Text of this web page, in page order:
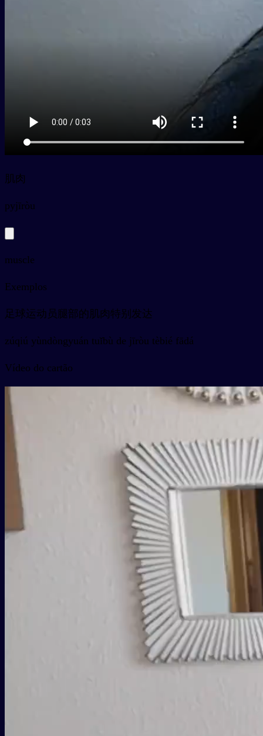
肌肉
pyjīròu
muscle
Exemplos
足球运动员腿部的肌肉特别发达
zúqiú yùndòngyuán tuǐbù de jīròu tèbié fādá
Vídeo do cartão